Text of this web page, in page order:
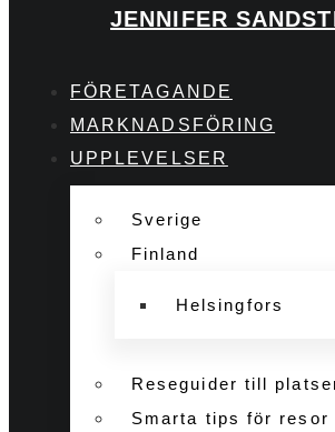
JENNIFER
FÖRETAGANDE
MARKNADSFÖRING
UPPLEVELSER
Sverige
Finland
Helsingfors
Reseguider till
Smarta tips för resor